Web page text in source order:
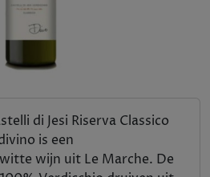
di Jesi Riserva Classico
is een
wijn uit Le Marche. De